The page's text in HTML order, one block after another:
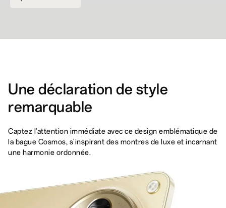
Une déclaration de style
remarquable
Captez l'attention immédiate avec ce design emblématique de
la bague Cosmos, s'inspirant des montres de luxe et incarnant
une harmonie ordonnée.